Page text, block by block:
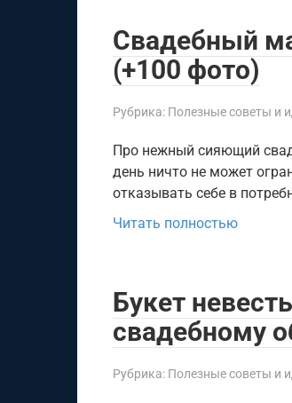
Свадебный
(+100 фото)
Рубрика: Полезные советы и
Про нежный сияющий
день ничто не может
отказывать себе в
Читать полностью
Букет
свадебному
Рубрика: Полезные советы и